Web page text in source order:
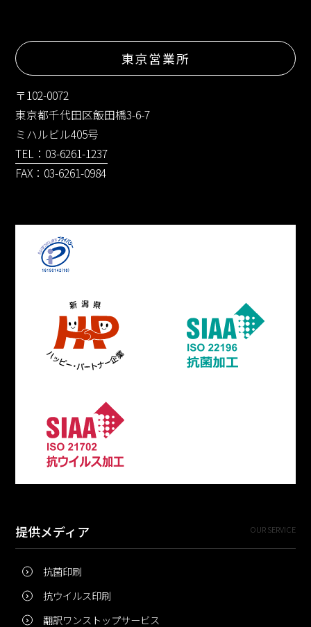
東京営業所
〒102-0072
東京都千代田区飯田橋3-6-7
ミハルビル405号
TEL：03-6261-1237
FAX：03-6261-0984
提供メディア OUR SERVICE
抗菌印刷
抗ウイルス印刷
翻訳ワンストップサービス